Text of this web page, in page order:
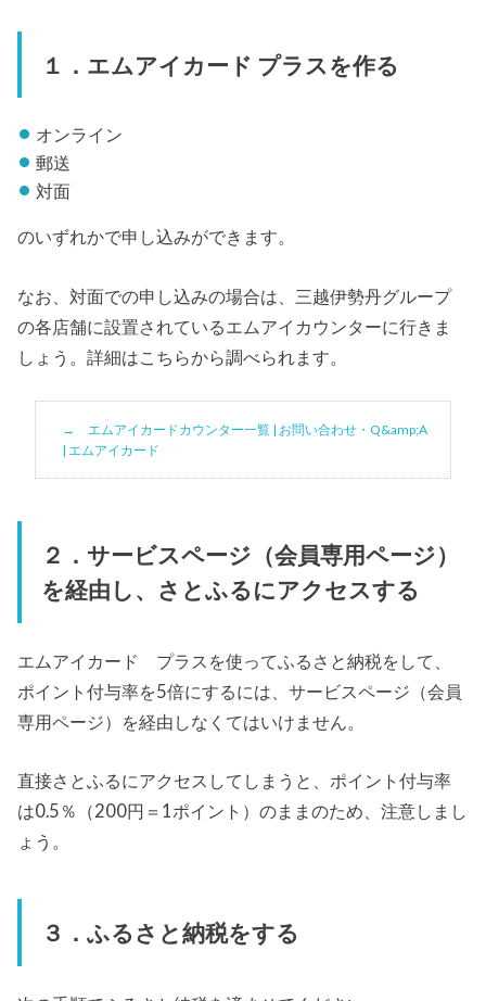
１．エムアイカード プラスを作る
オンライン
郵送
対面
のいずれかで申し込みができます。
なお、対面での申し込みの場合は、三越伊勢丹グループ
の各店舗に設置されているエムアイカウンターに行きま
しょう。詳細はこちらから調べられます。
エムアイカードカウンター一覧 | お問い合わせ・Q&amp;A
| エムアイカード
２．サービスページ（会員専用ページ）
を経由し、さとふるにアクセスする
エムアイカード プラスを使ってふるさと納税をして、
ポイント付与率を5倍にするには、サービスページ（会員
専用ページ）を経由しなくてはいけません。
直接さとふるにアクセスしてしまうと、ポイント付与率
は0.5％（200円＝1ポイント）のままのため、注意しまし
ょう。
３．ふるさと納税をする